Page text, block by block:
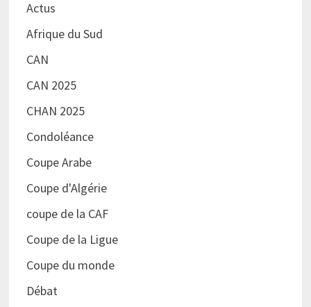
Actus
Afrique du Sud
CAN
CAN 2025
CHAN 2025
Condoléance
Coupe Arabe
Coupe d'Algérie
coupe de la CAF
Coupe de la Ligue
Coupe du monde
Débat